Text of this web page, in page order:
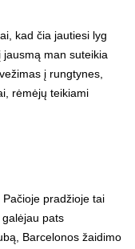
kad čia jautiesi lyg
man suteikia
į rungtynes,
rėmėjų teikiami
pradžioje tai
pats
Barcelonos žaidimo